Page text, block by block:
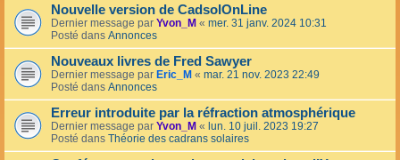
Nouvelle version de CadsolOnLine
Dernier message par Yvon_M « mer. 31 janv. 2024 10:31
Posté dans Annonces
Nouveaux livres de Fred Sawyer
Dernier message par Eric_M « mar. 21 nov. 2023 22:49
Posté dans Annonces
Erreur introduite par la réfraction atmosphérique
Dernier message par Yvon_M « lun. 10 juil. 2023 19:27
Posté dans Théorie des cadrans solaires